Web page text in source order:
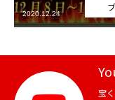
芸能界
テニス
スポーツ
2020.12.24
宝